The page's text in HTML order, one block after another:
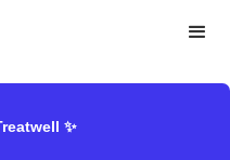
✨